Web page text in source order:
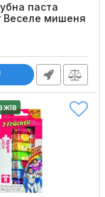
паста
Веселе мишеня